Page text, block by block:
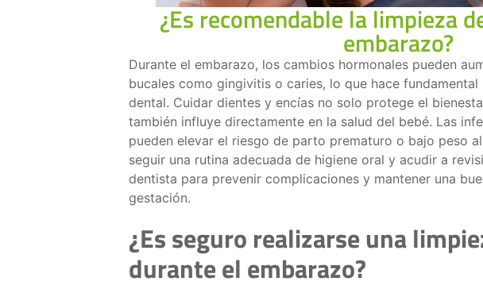
¿Es recomendable la limpieza
embarazo?
Durante el embarazo, los cambios hormonales pueden
bucales como gingivitis o caries, lo que hace fundamental
dental. Cuidar dientes y encías no solo protege el
también influye directamente en la salud del bebé. Las
pueden elevar el riesgo de parto prematuro o bajo peso
seguir una rutina adecuada de higiene oral y acudir a
dentista para prevenir complicaciones y mantener una
gestación.
¿Es seguro realizarse una
durante el embarazo?